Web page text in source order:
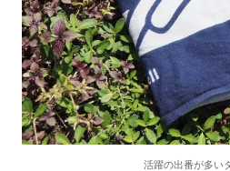
活躍の出番が多い